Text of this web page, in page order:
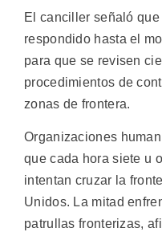
El canciller señaló
respondido hasta el
para que se revisen
procedimientos de
zonas de frontera.
Organizaciones
que cada hora siete u
intentan cruzar la
Unidos. La mitad
patrullas fronterizas,